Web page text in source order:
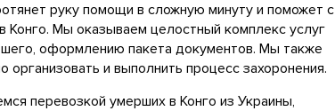
руку помощи в сложную минуту и поможет с
Конго. Мы оказываем целостный комплекс услуг
оформлению пакета документов. Мы также
организовать и выполнить процесс захоронения.
перевозкой умерших в Конго из Украины,